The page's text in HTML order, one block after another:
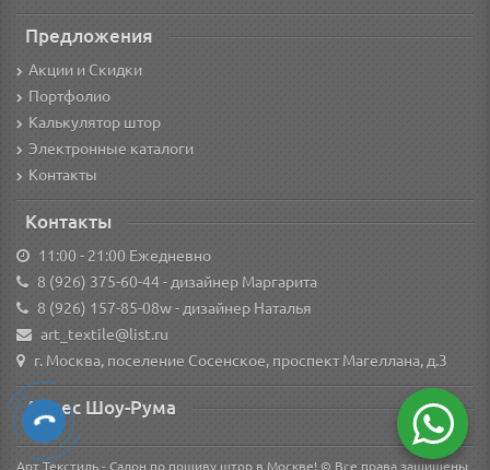
Предложения
Акции и Скидки
Портфолио
Калькулятор штор
Электронные каталоги
Контакты
Контакты
11:00 - 21:00 Ежедневно
8 (926) 375-60-44- дизайнер Маргарита
8 (926) 157-85-08w- дизайнер Наталья
art_textile@list.ru
г. Москва, поселение Сосенское, проспект Магеллана, д.3
Адрес Шоу-Рума
Арт Текстиль - Салон по пошиву штор в Москве! © Все права защищены